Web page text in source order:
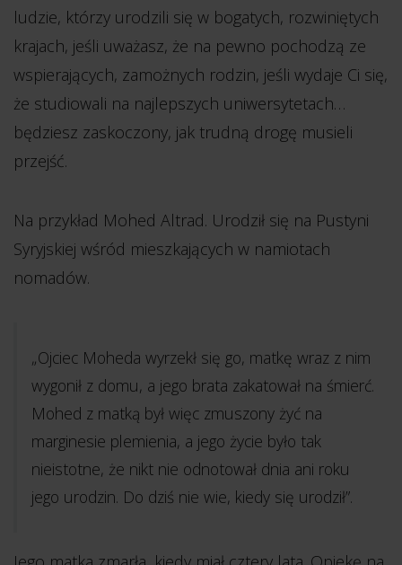
ludzie, którzy urodzili się w bogatych, rozwiniętych
krajach, jeśli uważasz, że na pewno pochodzą ze
wspierających, zamożnych rodzin, jeśli wydaje Ci się,
że studiowali na najlepszych uniwersytetach…
będziesz zaskoczony, jak trudną drogę musieli
przejść.
Na przykład Mohed Altrad. Urodził się na Pustyni
Syryjskiej wśród mieszkających w namiotach
nomadów.
„Ojciec Moheda wyrzekł się go, matkę wraz z nim
wygonił z domu, a jego brata zakatował na śmierć.
Mohed z matką był więc zmuszony żyć na
marginesie plemienia, a jego życie było tak
nieistotne, że nikt nie odnotował dnia ani roku
jego urodzin. Do dziś nie wie, kiedy się urodził”.